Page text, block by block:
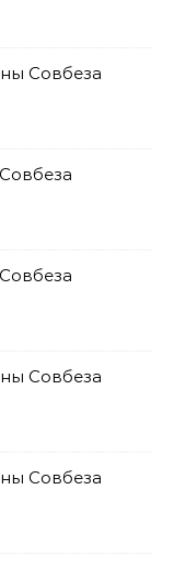
Совбеза
Совбеза
Совбеза